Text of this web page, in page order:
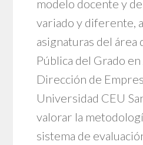
modelo docente y
variado y diferente,
asignaturas del área
Pública del Grado
Dirección de
Universidad CEU
valorar la
sistema de